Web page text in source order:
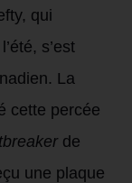
qui
s’est
La
cette percée
de
une plaque